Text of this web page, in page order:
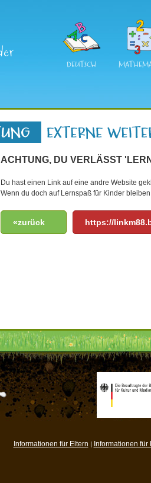
DEUTSCH
ACHTUNG, DU VERLÄSST
Du hast einen Link auf eine andre Website
Wenn du doch auf Lernspaß für Kinder
«zurück https://
Informationen für Eltern | Informationen für